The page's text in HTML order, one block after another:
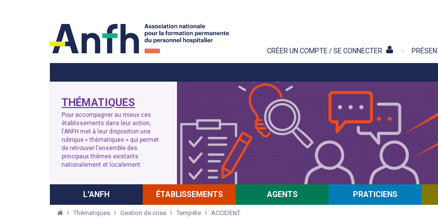
CRÉER UN COMPTE / SE CONNECTER
THÉMATIQUES
Pour accompagner au mieux ces
établissements dans leur action,
l'ANFH met à leur disposition une
rubrique « thématiques » qui permet
de retrouver l'ensemble des
principaux thèmes existants
nationalement et localement.
L'ANFH ÉTABLISSEMENTS AGENTS PRATICIENS
Thématiques Gestion de crise Tempête ACCIDENT